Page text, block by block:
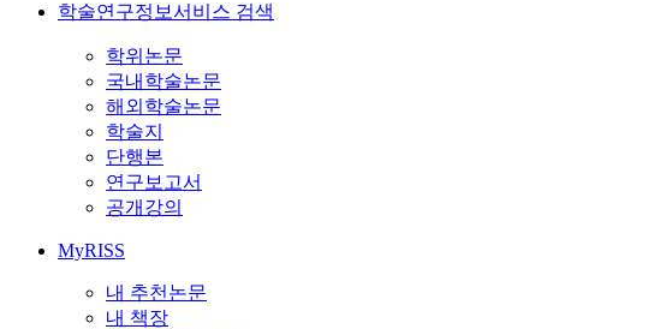
학술연구정보서비스 검색
학위논문
국내학술논문
해외학술논문
학술지
단행본
연구보고서
공개강의
MyRISS
내 추천논문
내 책장